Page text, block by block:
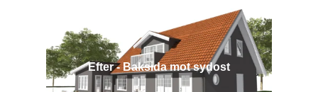
Efter - Baksida mot sydost